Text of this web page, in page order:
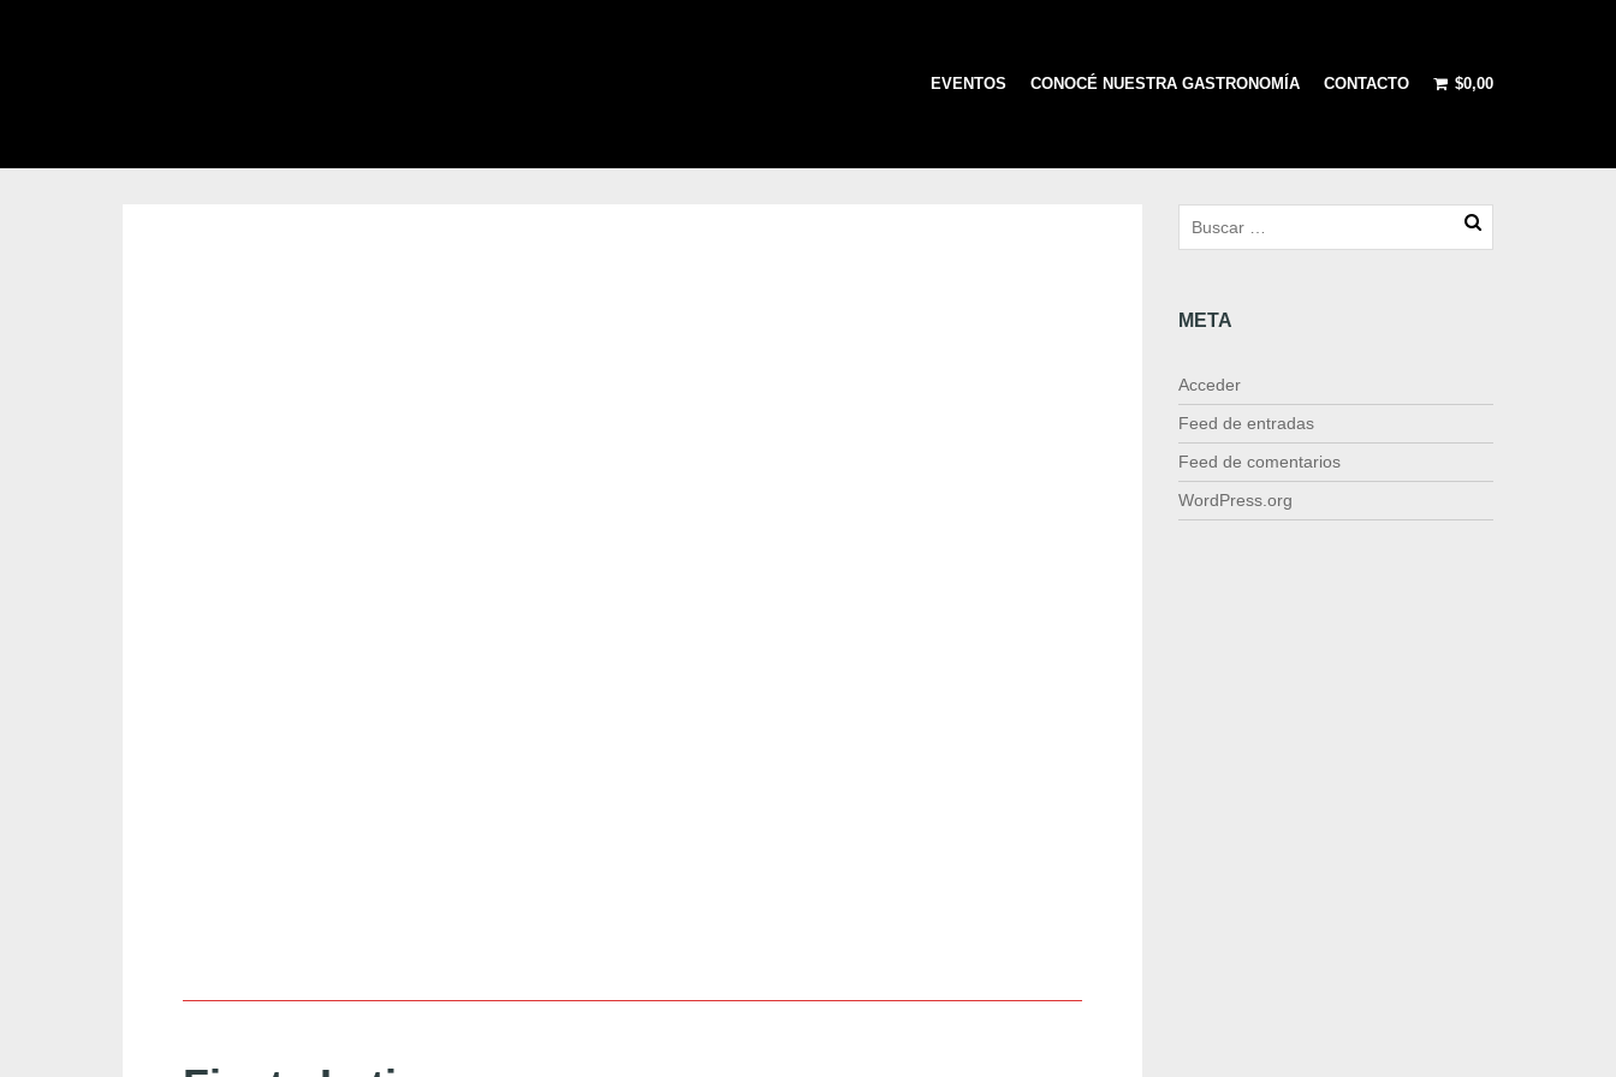
EVENTOS CONOCÉ NUESTRA GASTRONOMÍA CONTACTO $0,00
META
Acceder
Feed de entradas
Feed de comentarios
WordPress.org